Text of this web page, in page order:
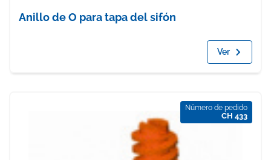
Anillo de O para tapa del sifón
Ver
Número de pedido
CH 433